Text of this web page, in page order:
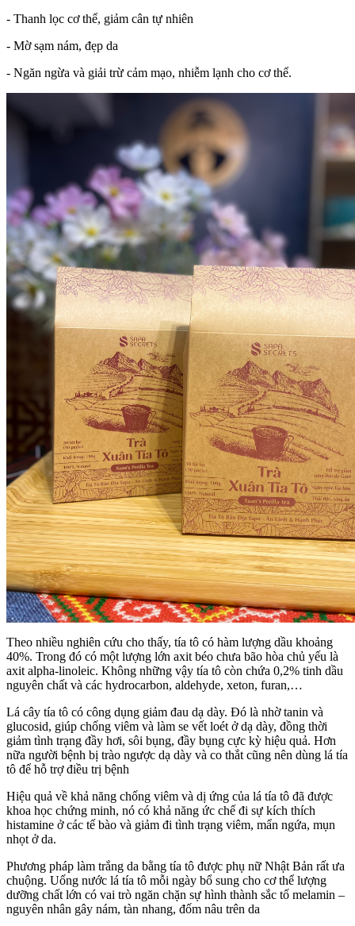
- Thanh lọc cơ thể, giảm cân tự nhiên
- Mờ sạm nám, đẹp da
- Ngăn ngừa và giải trừ cảm mạo, nhiễm lạnh cho cơ thể.
Theo nhiều nghiên cứu cho thấy, tía tô có hàm lượng dầu khoảng
40%. Trong đó có một lượng lớn axit béo chưa bão hòa chủ yếu là
axit alpha-linoleic. Không những vậy tía tô còn chứa 0,2% tinh dầu
nguyên chất và các hydrocarbon, aldehyde, xeton, furan,…
Lá cây tía tô có công dụng giảm đau dạ dày. Đó là nhờ tanin và
glucosid, giúp chống viêm và làm se vết loét ở dạ dày, đồng thời
giảm tình trạng đầy hơi, sôi bụng, đầy bụng cực kỳ hiệu quả. Hơn
nữa người bệnh bị trào ngược dạ dày và co thắt cũng nên dùng lá tía
tô để hỗ trợ điều trị bệnh
Hiệu quả về khả năng chống viêm và dị ứng của lá tía tô đã được
khoa học chứng minh, nó có khả năng ức chế đi sự kích thích
histamine ở các tế bào và giảm đi tình trạng viêm, mẩn ngứa, mụn
nhọt ở da.
Phương pháp làm trắng da bằng tía tô được phụ nữ Nhật Bản rất ưa
chuộng. Uống nước lá tía tô mỗi ngày bổ sung cho cơ thể lượng
dưỡng chất lớn có vai trò ngăn chặn sự hình thành sắc tố melamin –
nguyên nhân gây nám, tàn nhang, đốm nâu trên da